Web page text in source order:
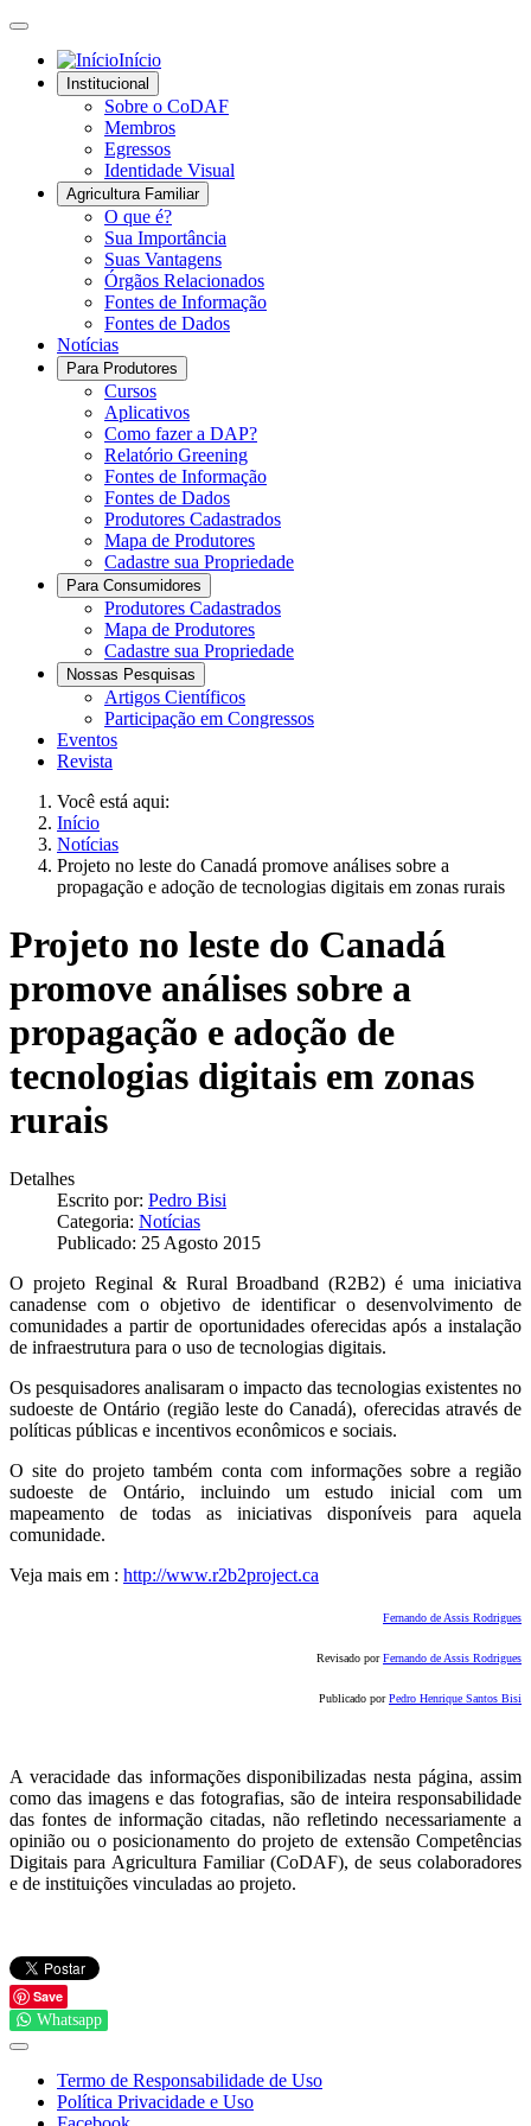
Início
Institucional
Sobre o CoDAF
Membros
Egressos
Identidade Visual
Agricultura Familiar
O que é?
Sua Importância
Suas Vantagens
Órgãos Relacionados
Fontes de Informação
Fontes de Dados
Notícias
Para Produtores
Cursos
Aplicativos
Como fazer a DAP?
Relatório Greening
Fontes de Informação
Fontes de Dados
Produtores Cadastrados
Mapa de Produtores
Cadastre sua Propriedade
Para Consumidores
Produtores Cadastrados
Mapa de Produtores
Cadastre sua Propriedade
Nossas Pesquisas
Artigos Científicos
Participação em Congressos
Eventos
Revista
Você está aqui:
Início
Notícias
Projeto no leste do Canadá promove análises sobre a
propagação e adoção de tecnologias digitais em zonas rurais
Projeto no leste do Canadá
promove análises sobre a
propagação e adoção de
tecnologias digitais em zonas
rurais
Detalhes
Escrito por: Pedro Bisi
Categoria: Notícias
Publicado: 25 Agosto 2015
O projeto Reginal & Rural Broadband (R2B2) é uma iniciativa
canadense com o objetivo de identificar o desenvolvimento de
comunidades a partir de oportunidades oferecidas após a instalação
de infraestrutura para o uso de tecnologias digitais.
Os pesquisadores analisaram o impacto das tecnologias existentes no
sudoeste de Ontário (região leste do Canadá), oferecidas através de
políticas públicas e incentivos econômicos e sociais.
O site do projeto também conta com informações sobre a região
sudoeste de Ontário, incluindo um estudo inicial com um
mapeamento de todas as iniciativas disponíveis para aquela
comunidade.
Veja mais em : http://www.r2b2project.ca
Fernando de Assis Rodrigues
Revisado porFernando de Assis Rodrigues
Publicado porPedro Henrique Santos Bisi
A veracidade das informações disponibilizadas nesta página, assim
como das imagens e das fotografias, são de inteira responsabilidade
das fontes de informação citadas, não refletindo necessariamente a
opinião ou o posicionamento do projeto de extensão Competências
Digitais para Agricultura Familiar (CoDAF), de seus colaboradores
e de instituições vinculadas ao projeto.
Save
Whatsapp
Termo de Responsabilidade de Uso
Política Privacidade e Uso